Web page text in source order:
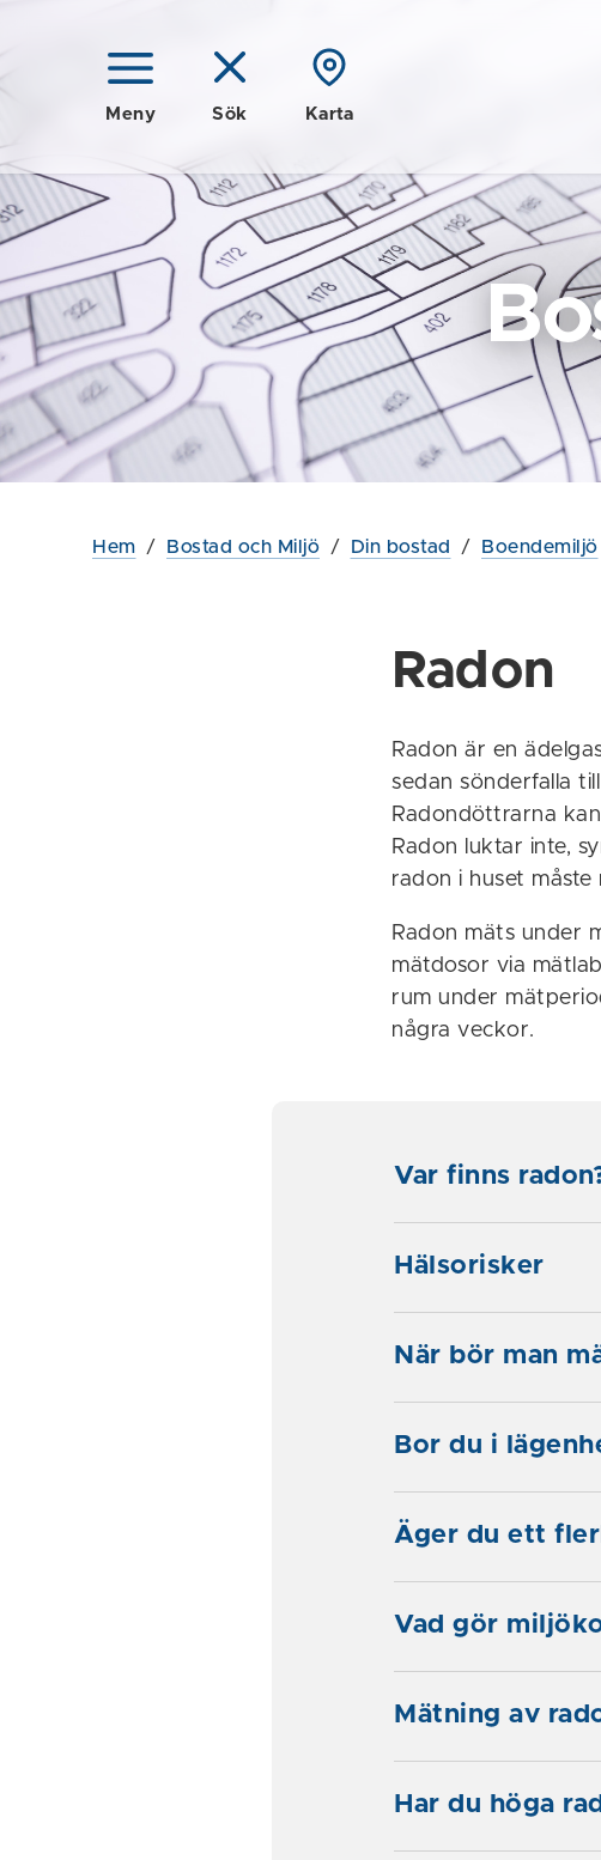
Meny Sök Karta
Hem / Bostad och Miljö / Din bostad / Boendemiljö
Radon
Radon är en
sedan sönderfalla
Radondöttrarna
Radon luktar inte,
radon i huset
Radon mäts under
mätdosor via
rum under
några veckor.
Var finns
Hälsorisker
När bör man
Bor du i
Äger du ett
Vad gör
Mätning av
Har du höga